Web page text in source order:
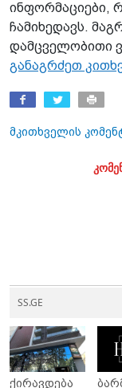
ინფორმაციები,
ჩამიხედავს.
დამცველობითი
განაგრძეთ
მკითხველის
SS.GE
ქირავდება